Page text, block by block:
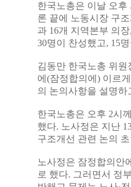
한국노총은 이날 오
론 끝에 노동시장 구
과 16개 지역본부 의
30명이 찬성했고, 15
김동만 한국노총 위
에(잠정합의에) 이르
의 논의사항을 설명
한국노총은 오후 2시
했다. 노사정은 지난
구조개선 관련 논의
노사정은 잠정합의안
로 했다. 그러면서 정